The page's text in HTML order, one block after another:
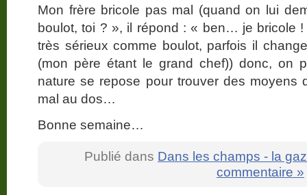
Mon frère bricole pas mal (quand on lui
boulot, toi ? », il répond : « ben… je bricole
très sérieux comme boulot, parfois il
(mon père étant le grand chef)) donc, on
nature se repose pour trouver des moyens
mal au dos…
Bonne semaine…
Publié dans Dans les champs - la
commentaire »